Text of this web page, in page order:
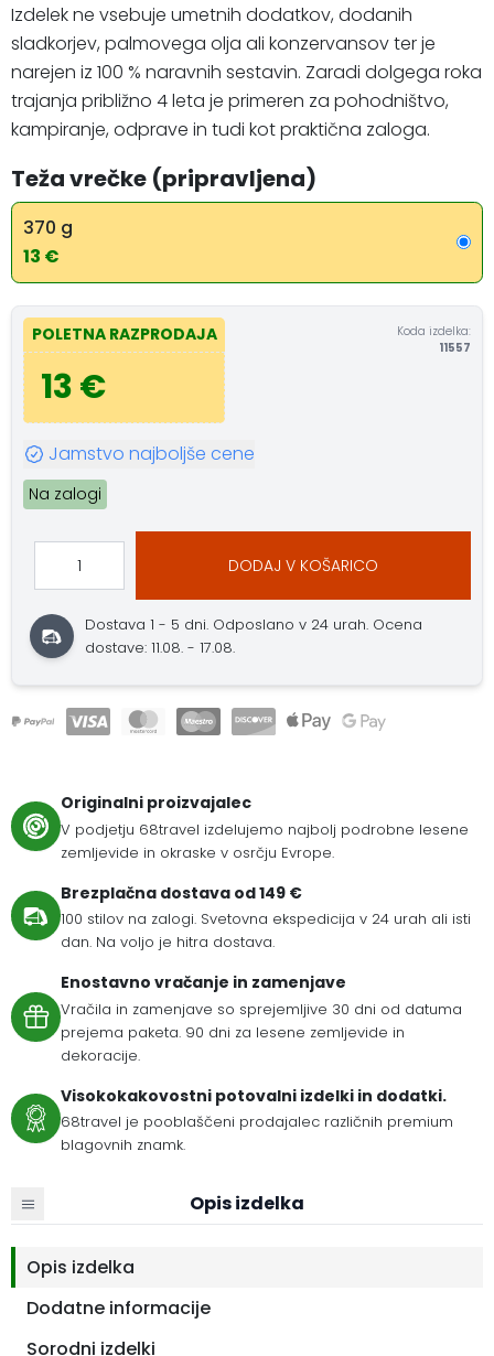
Izdelek ne vsebuje umetnih dodatkov, dodanih
sladkorjev, palmovega olja ali konzervansov ter je
narejen iz 100 % naravnih sestavin. Zaradi dolgega roka
trajanja približno 4 leta je primeren za pohodništvo,
kampiranje, odprave in tudi kot praktična zaloga.
Teža vrečke (pripravljena)
370 g
13 €
POLETNA RAZPRODAJA
13 €
Koda izdelka:
11557
Jamstvo najboljše cene
Na zalogi
DODAJ V KOŠARICO
Dostava 1 - 5 dni. Odposlano v 24 urah. Ocena
dostave: 11.08. - 17.08.
Originalni proizvajalec
V podjetju 68travel izdelujemo najbolj podrobne lesene
zemljevide in okraske v osrčju Evrope.
Brezplačna dostava od 149 €
100 stilov na zalogi. Svetovna ekspedicija v 24 urah ali isti
dan. Na voljo je hitra dostava.
Enostavno vračanje in zamenjave
Vračila in zamenjave so sprejemljive 30 dni od datuma
prejema paketa. 90 dni za lesene zemljevide in
dekoracije.
Visokokakovostni potovalni izdelki in dodatki.
68travel je pooblaščeni prodajalec različnih premium
blagovnih znamk.
Opis izdelka
Opis izdelka
Dodatne informacije
Sorodni izdelki